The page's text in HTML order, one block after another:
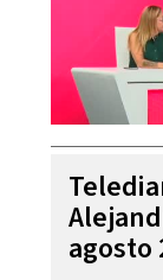
agosto